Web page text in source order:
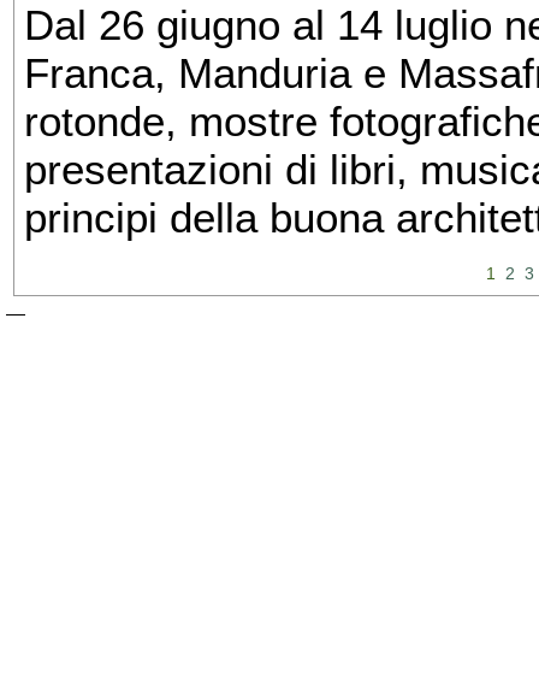
Dal 26 giugno al 14 luglio
Franca, Manduria e
rotonde, mostre
presentazioni di libri,
principi della buona
1 2 3